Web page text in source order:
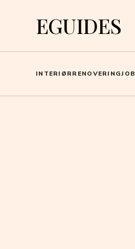
EGUIDES
INTERIØRRENOVERINGJOB